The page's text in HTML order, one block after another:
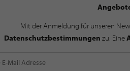
Mit der Anmeldung für unseren
Datenschutzbestimmungen zu. Eine